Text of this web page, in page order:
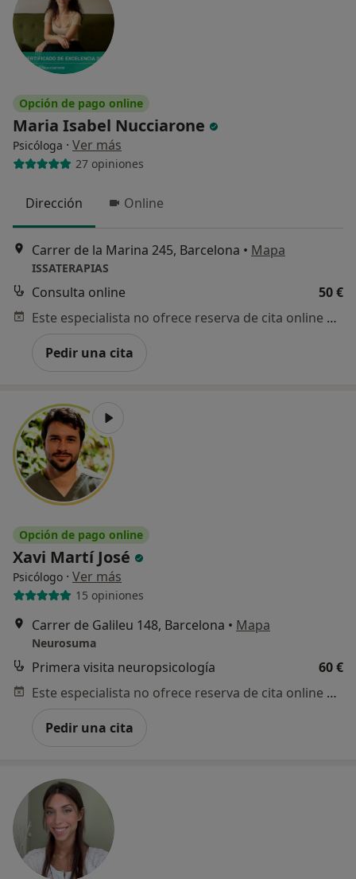
Opción de pago online
Maria Isabel Nucciarone
Psicóloga · Ver más
27 opiniones
Dirección Online
Carrer de la Marina 245, Barcelona • Mapa
ISSATERAPIAS
Consulta online
50 €
Este especialista no ofrece reserva de cita online en esta dirección.
Pedir una cita
Opción de pago online
Xavi Martí José
Psicólogo · Ver más
15 opiniones
Carrer de Galileu 148, Barcelona • Mapa
Neurosuma
Primera visita neuropsicología
60 €
Este especialista no ofrece reserva de cita online en esta dirección.
Pedir una cita